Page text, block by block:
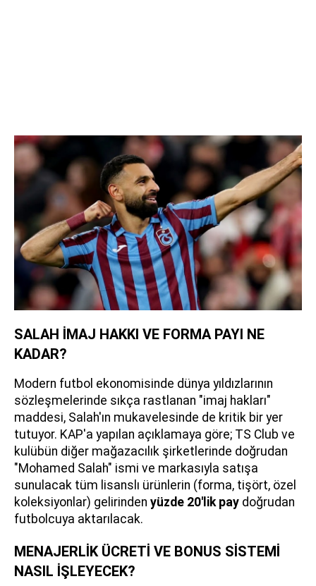
SALAH İMAJ HAKKI VE FORMA PAYI NE
KADAR?
Modern futbol ekonomisinde dünya yıldızlarının
sözleşmelerinde sıkça rastlanan "imaj hakları"
maddesi, Salah'ın mukavelesinde de kritik bir yer
tutuyor. KAP'a yapılan açıklamaya göre; TS Club ve
kulübün diğer mağazacılık şirketlerinde doğrudan
"Mohamed Salah" ismi ve markasıyla satışa
sunulacak tüm lisanslı ürünlerin (forma, tişört, özel
koleksiyonlar) gelirinden yüzde 20'lik pay doğrudan
futbolcuya aktarılacak.
MENAJERLİK ÜCRETİ VE BONUS SİSTEMİ
NASIL İŞLEYECEK?